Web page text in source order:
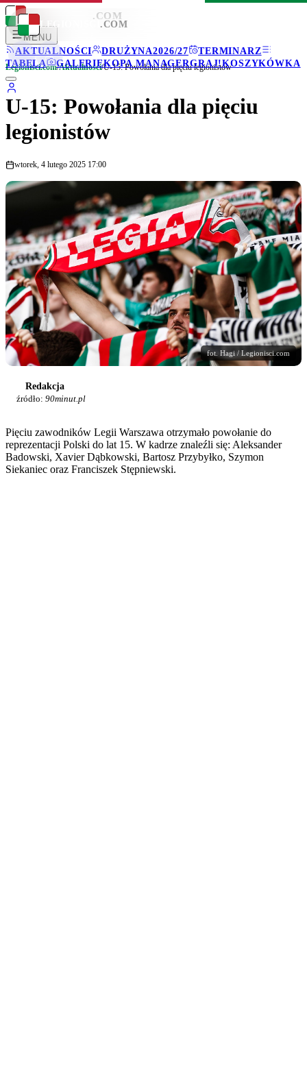
LEGIONISCI .COM
MENU
AKTUALNOŚCI
DRUŻYNA2026/27
TERMINARZ
TABELA
GALERIEKOPA MANAGERGRAJ!KOSZYKÓWKA
LEGIONISCI .COM
Legionisci.com/Aktualności/U-15: Powołania dla pięciu legionistów
U-15: Powołania dla pięciu
legionistów
wtorek, 4 lutego 2025 17:00
fot. Hagi / Legionisci.com
Redakcja
źródło: 90minut.pl
Pięciu zawodników Legii Warszawa otrzymało powołanie do
reprezentacji Polski do lat 15. W kadrze znaleźli się: Aleksander
Badowski, Xavier Dąbkowski, Bartosz Przybyłko, Szymon
Siekaniec oraz Franciszek Stępniewski.